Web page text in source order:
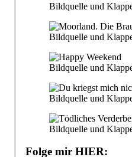
Bildquelle und
Bildquelle und
Bildquelle und
Bildquelle und
Bildquelle und
Folge mir HIER: